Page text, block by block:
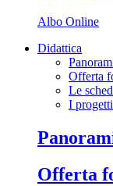
Albo Online
Didattica
Offerta
Le
I
Offerta